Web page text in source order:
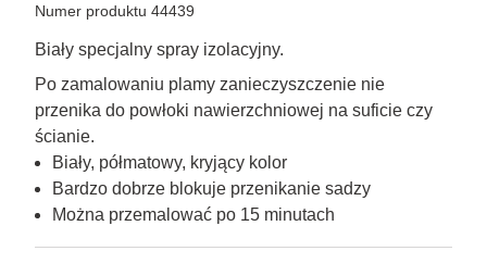
Numer produktu 44439
Biały specjalny spray izolacyjny.
Po zamalowaniu plamy zanieczyszczenie nie
przenika do powłoki nawierzchniowej na suficie czy
ścianie.
Biały, półmatowy, kryjący kolor
Bardzo dobrze blokuje przenikanie sadzy
Można przemalować po 15 minutach